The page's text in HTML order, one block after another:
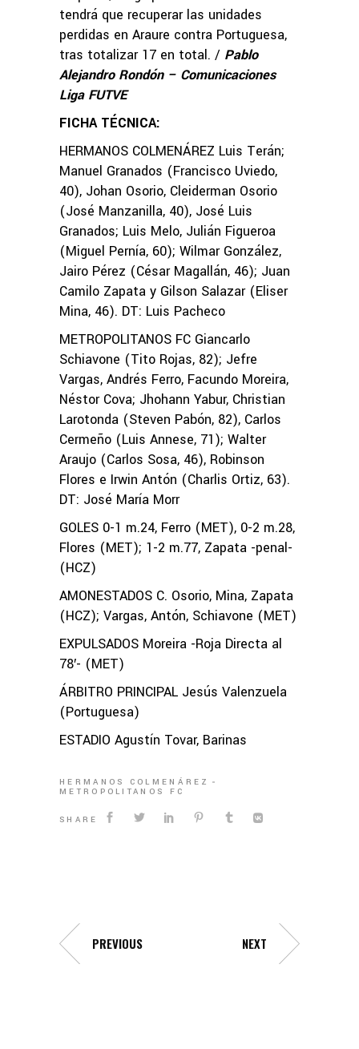
tendrá que recuperar las unidades
perdidas en Araure contra Portuguesa,
tras totalizar 17 en total. / Pablo
Alejandro Rondón – Comunicaciones
Liga FUTVE
FICHA TÉCNICA:
HERMANOS COLMENÁREZ Luis Terán;
Manuel Granados (Francisco Uviedo,
40), Johan Osorio, Cleiderman Osorio
(José Manzanilla, 40), José Luis
Granados; Luis Melo, Julián Figueroa
(Miguel Pernía, 60); Wilmar González,
Jairo Pérez (César Magallán, 46); Juan
Camilo Zapata y Gilson Salazar (Eliser
Mina, 46). DT: Luis Pacheco
METROPOLITANOS FC Giancarlo
Schiavone (Tito Rojas, 82); Jefre
Vargas, Andrés Ferro, Facundo Moreira,
Néstor Cova; Jhohann Yabur, Christian
Larotonda (Steven Pabón, 82), Carlos
Cermeño (Luis Annese, 71); Walter
Araujo (Carlos Sosa, 46), Robinson
Flores e Irwin Antón (Charlis Ortiz, 63).
DT: José María Morr
GOLES 0-1 m.24, Ferro (MET), 0-2 m.28,
Flores (MET); 1-2 m.77, Zapata -penal-
(HCZ)
AMONESTADOS C. Osorio, Mina, Zapata
(HCZ); Vargas, Antón, Schiavone (MET)
EXPULSADOS Moreira -Roja Directa al
78′- (MET)
ÁRBITRO PRINCIPAL Jesús Valenzuela
(Portuguesa)
ESTADIO Agustín Tovar, Barinas
HERMANOS COLMENÁREZ
METROPOLITANOS FC
SHARE
PREVIOUS NEXT